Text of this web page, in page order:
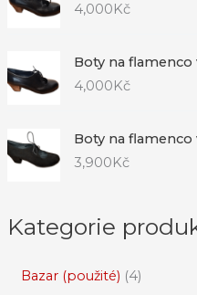
4,000Kč
Boty na flamenco
4,000Kč
Boty na flamenco
3,900Kč
Kategorie
Bazar (použité) 4